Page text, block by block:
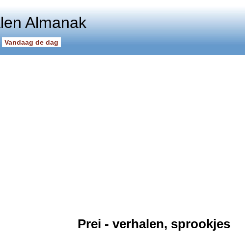
Almanak
Vandaag de dag
Prei - verhalen, sprookjes